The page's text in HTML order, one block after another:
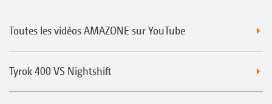
Toutes les vidéos AMAZONE sur YouTube
Tyrok 400 VS Nightshift